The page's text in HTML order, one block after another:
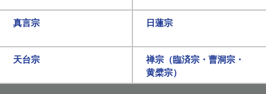
真言宗 日蓮宗
天台宗
禅宗（臨済宗・曹洞宗・
黄檗宗）